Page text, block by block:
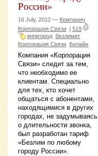
России»
16 July, 2012 — Компанич
Корпорация Связи | 519
межгород безлимит
Корпорация Связи Билайн
Компания «Корпорация
Связи» следит за тем,
что необходимо ее
клиентам. Специально
для тех, кто хочет
общаться с абонентами,
находящимися в других
городах, не задумываясь
о длительности звонка,
был разработан тариф
«Безлим по любому
городу России».